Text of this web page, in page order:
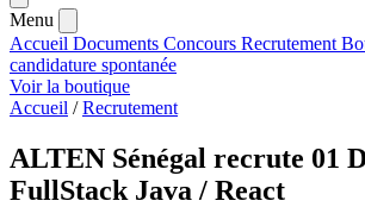
Menu
Accueil Documents Concours Recrutement
candidature spontanée
Voir la boutique
Accueil / Recrutement
ALTEN Sénégal recrute 01
FullStack Java / React